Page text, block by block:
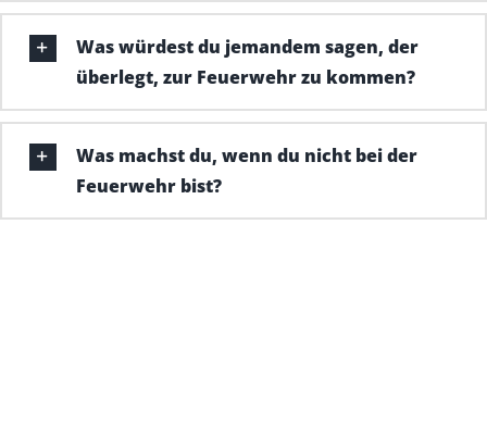
Was würdest du jemandem sagen, der
überlegt, zur Feuerwehr zu kommen?
Was machst du, wenn du nicht bei der
Feuerwehr bist?